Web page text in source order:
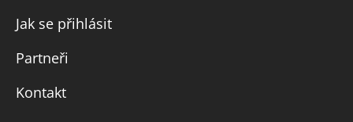
Jak se přihlásit
Partneři
Kontakt